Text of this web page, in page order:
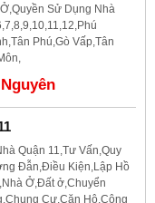
Sử Dụng Nhà
Phú,Gò Vấp,Tân
Quận 11,Tư Vấn,Quy
Đẫn,Điều Kiện,Lập Hồ
Ở,Đất ở,Chuyển
Cư,Căn Hộ,Công